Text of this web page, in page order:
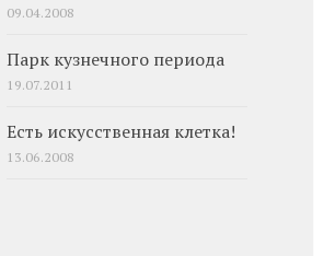
09.04.2008
Парк кузнечного периода
19.07.2011
Есть искусственная клетка!
13.06.2008